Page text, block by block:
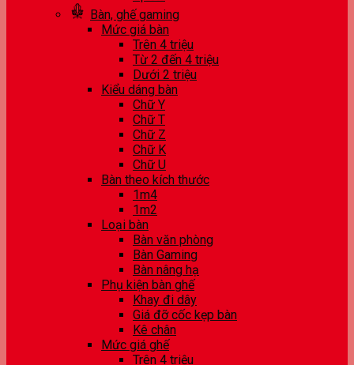
Bàn, ghế gaming
Mức giá bàn
Trên 4 triệu
Từ 2 đến 4 triệu
Dưới 2 triệu
Kiểu dáng bàn
Chữ Y
Chữ T
Chữ Z
Chữ K
Chữ U
Bàn theo kích thước
1m4
1m2
Loại bàn
Bàn văn phòng
Bàn Gaming
Bàn nâng hạ
Phụ kiện bàn ghế
Khay đi dây
Giá đỡ cốc kẹp bàn
Kê chân
Mức giá ghế
Trên 4 triệu